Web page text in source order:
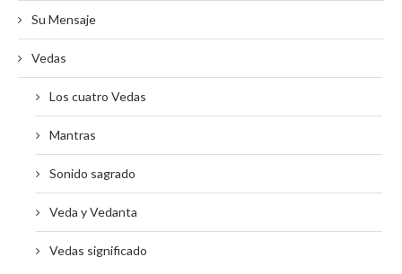
Su Mensaje
Vedas
Los cuatro Vedas
Mantras
Sonido sagrado
Veda y Vedanta
Vedas significado